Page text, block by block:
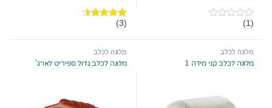
0
t
f
(1) דורג(3)
מלונה לכלב
מלונה לכלב קני מידה 1
מלונה לכלב
מלונה לכלב גדול ספיריט לארג’